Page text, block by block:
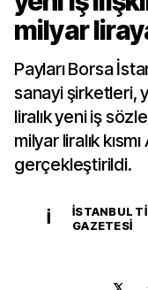
milyar
Payları Borsa
sanayi şirketleri,
liralık yeni iş
milyar liralık
gerçekleştirildi.
İ
İSTANBUL
GAZETESI